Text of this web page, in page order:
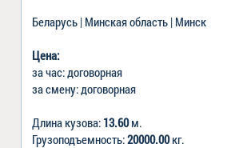
Беларусь | Минская область | Минск
Цена:
за час: договорная
за смену: договорная
Длина кузова: 13.60м.
Грузоподъемность:20000.00кг.